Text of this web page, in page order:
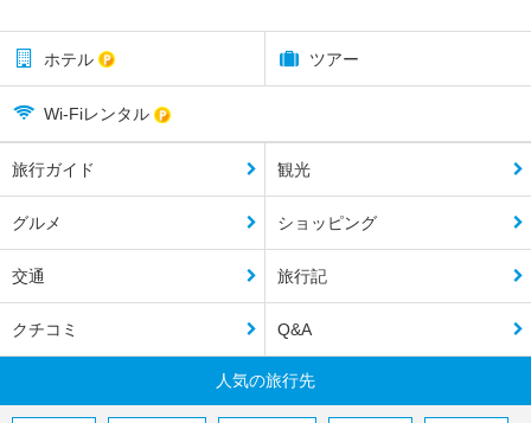
ホテル ツアー
Wi-Fiレンタル
旅行ガイド 観光
グルメ ショッピング
交通 旅行記
クチコミ Q&A
人気の旅行先